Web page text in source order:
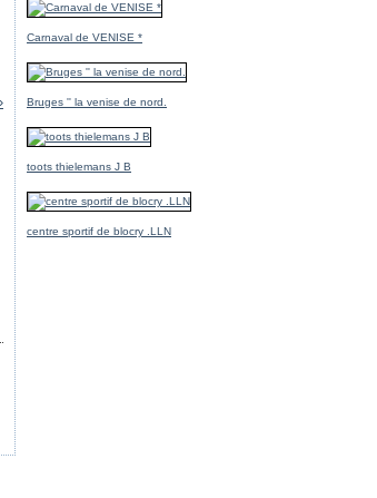
Carnaval de VENISE *
Bruges '' la venise de nord.
toots thielemans J B
centre sportif de blocry .LLN